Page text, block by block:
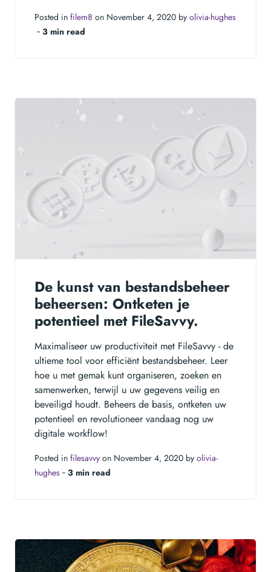
Posted in filem8 on November 4, 2020 by olivia-hughes
‐ 3 min read
De kunst van bestandsbeheer
beheersen: Ontketen je
potentieel met FileSavvy.
Maximaliseer uw productiviteit met FileSavvy - de
ultieme tool voor efficiënt bestandsbeheer. Leer
hoe u met gemak kunt organiseren, zoeken en
samenwerken, terwijl u uw gegevens veilig en
beveiligd houdt. Beheers de basis, ontketen uw
potentieel en revolutioneer vandaag nog uw
digitale workflow!
Posted in filesavvy on November 4, 2020 by olivia-
hughes ‐ 3 min read